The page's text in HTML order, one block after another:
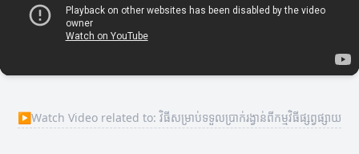
▶Watch Video related to: វិធីសម្រាប់ទទួលប្រាក់រង្វាន់ពីកម្មវិធីផ្សព្វផ្សាយ